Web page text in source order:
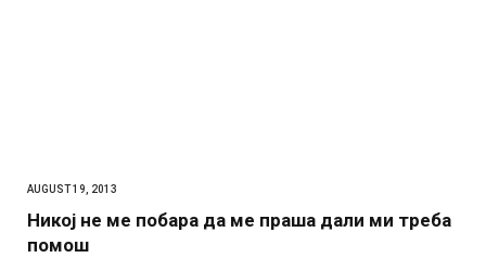
AUGUST 19, 2013
Никој не ме побара да ме праша дали ми треба
помош